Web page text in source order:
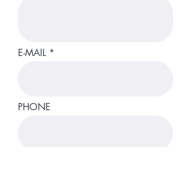
E-MAIL
PHONE